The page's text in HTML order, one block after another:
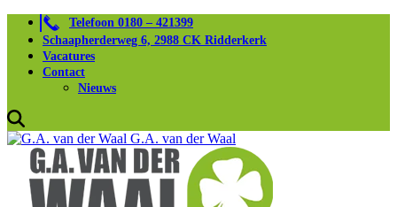
Telefoon 0180 – 421399
Schaapherderweg 6, 2988 CK Ridderkerk
Vacatures
Contact
Nieuws
G.A. van der Waal